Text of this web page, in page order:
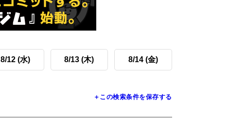
8/12 (水) 8/13 (木) 8/14 (金)
＋この検索条件を保存する